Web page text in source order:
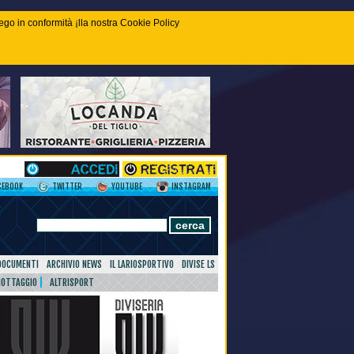
in conformità ¡lla nostra Cookie Policy
TWITTER YOUTUBE INSTAGRAM
ARCHIVIO NEWS IL LARIOSPORTIVO
DIVISE LS
ALTRISPORT